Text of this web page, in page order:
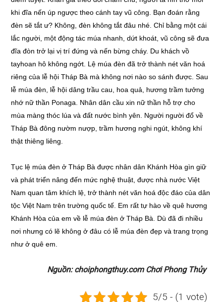
khi đĩa nến úp ngược theo cánh tay vũ công. Bạn đoán rằng
đèn sẽ tắt ư? Không, đèn không tắt đâu nhé. Chỉ bằng một cái
lắc người, một động tác múa nhanh, dứt khoát, vũ công sẽ đưa
đĩa đòn trở lại vị trí đứng và nến bừng cháy. Du khách vồ
tayhoan hô không ngớt. Lệ múa đèn đã trở thành nét văn hoá
riêng của lễ hội Tháp Bà mà không nơi nào so sánh được. Sau
lễ múa đèn, lễ hội dâng trầu cau, hoa quả, hương trầm tưởng
nhớ nữ thần Ponaga. Nhân dân cầu xin nữ thần hỗ trợ cho
mùa màng thóc lúa và đất nước bình yên. Người người đổ về
Tháp Bà đông nườm nượp, trầm hương nghi ngút, không khí
thật thiêng liêng.
Tục lệ múa đèn ở Tháp Bà được nhân dân Khánh Hòa gìn giữ
và phát triển nâng đến mức nghệ thuật, được nhà nước Việt
Nam quan tâm khích lệ, trở thành nét văn hoá độc đáo của dân
tộc Việt Nam trên trường quốc tế. Em rất tự hào về quê hương
Khánh Hòa của em về lễ múa đèn ở Tháp Bà. Dù đã đi nhiều
nơi nhưng có lẽ không ở đâu có lễ múa đèn đẹp và trang trọng
như ở quê em.
Nguồn: choiphongthuy.com Chơi Phong Thủy
5/5 - (1 vote)